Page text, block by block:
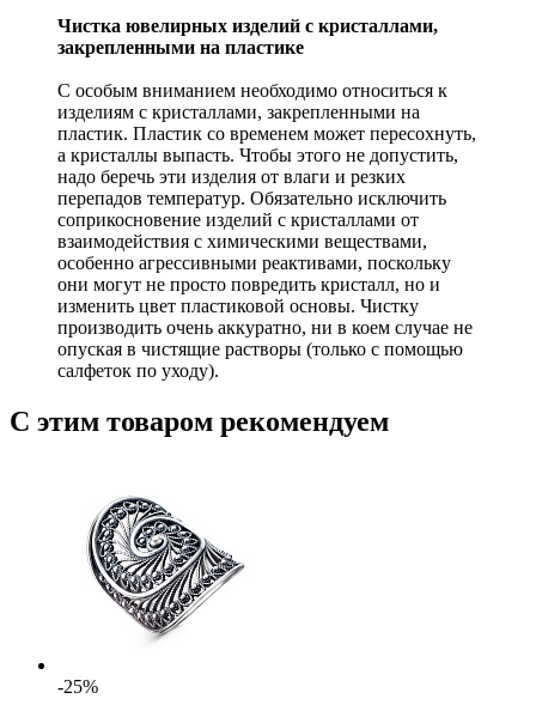
Чистка ювелирных изделий с кристаллами,
закрепленными на пластике
С особым вниманием необходимо относиться к
изделиям с кристаллами, закрепленными на
пластик. Пластик со временем может пересохнуть,
а кристаллы выпасть. Чтобы этого не допустить,
надо беречь эти изделия от влаги и резких
перепадов температур. Обязательно исключить
соприкосновение изделий с кристаллами от
взаимодействия с химическими веществами,
особенно агрессивными реактивами, поскольку
они могут не просто повредить кристалл, но и
изменить цвет пластиковой основы. Чистку
производить очень аккуратно, ни в коем случае не
опуская в чистящие растворы (только с помощью
салфеток по уходу).
С этим товаром рекомендуем
-25%